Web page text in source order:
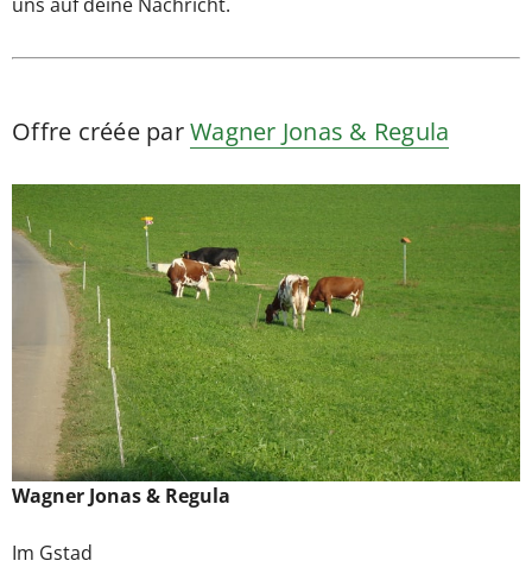
Offre créée parWagner Jonas & Regula
Wagner Jonas & Regula
Im Gstad